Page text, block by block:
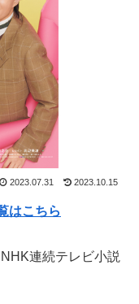
2023.07.31 2023.10.15
はこちら
連続テレビ小説